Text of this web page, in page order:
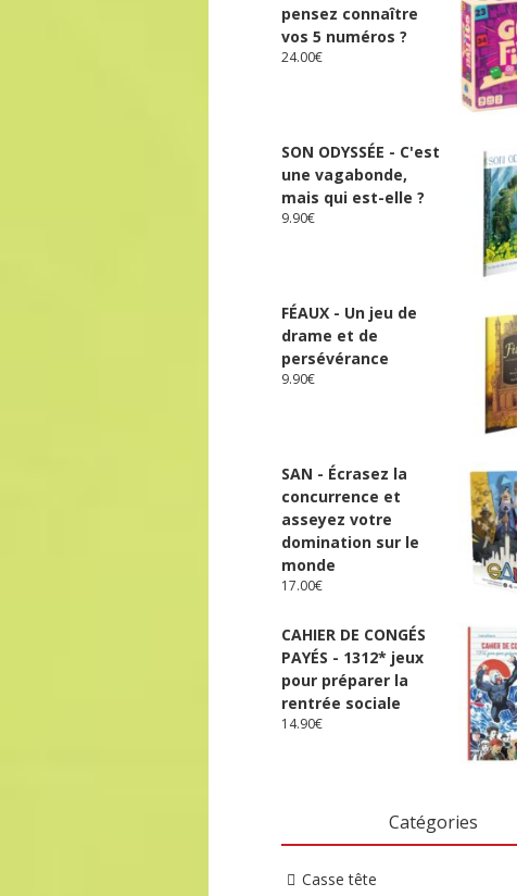
pensez connaître
vos 5 numéros ?
24.00€
SON ODYSSÉE - C'est
une vagabonde,
mais qui est-elle ?
9.90€
FÉAUX - Un jeu de
drame et de
persévérance
9.90€
SAN - Écrasez la
concurrence et
asseyez votre
domination sur le
monde
17.00€
CAHIER DE CONGÉS
PAYÉS - 1312* jeux
pour préparer la
rentrée sociale
14.90€
Catégories
Casse tête